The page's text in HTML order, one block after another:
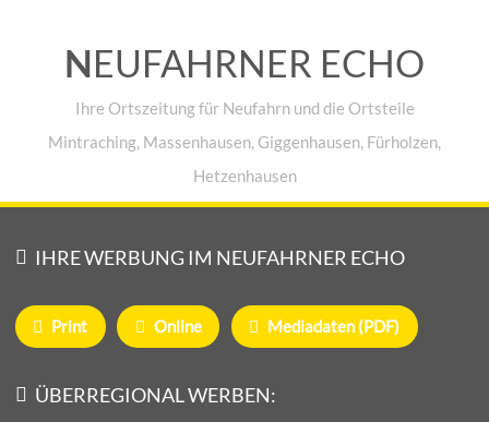
NEUFAHRNER ECHO
Ihre Ortszeitung für Neufahrn und die Ortsteile
Mintraching, Massenhausen, Giggenhausen, Fürholzen,
Hetzenhausen
IHRE WERBUNG IM NEUFAHRNER ECHO
Print Online Mediadaten (PDF)
ÜBERREGIONAL WERBEN: